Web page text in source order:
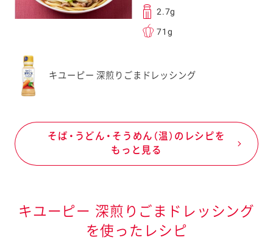
2.7g
71g
キユーピー 深煎りごまドレッシング
そば・うどん・そうめん（温）のレシピを
もっと見る
キユーピー 深煎りごまドレッシング
を使ったレシピ